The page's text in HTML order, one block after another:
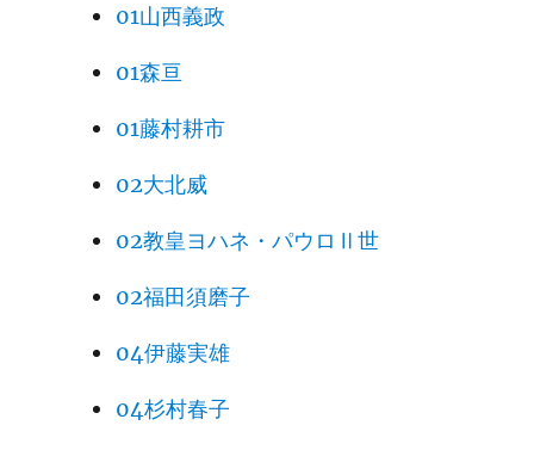
01山西義政
01森亘
01藤村耕市
02大北威
02教皇ヨハネ・パウロⅡ世
02福田須磨子
04伊藤実雄
04杉村春子